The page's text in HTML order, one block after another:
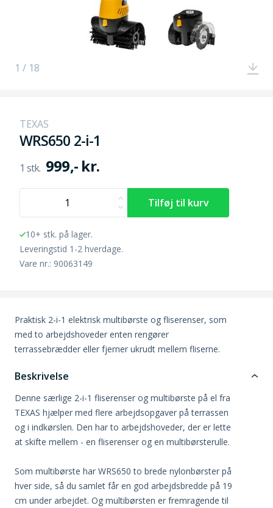
1 / 18
TEXAS
WRS650 2-i-1
999,- kr.
10+ stk. på lager.
Leveringstid 1-2 hverdage.
Vare nr.: 90063149
Praktisk 2-i-1 elektrisk multibørste og fliserenser, som
med to arbejdshoveder enten rengører
terrassebrædder eller fjerner ukrudt mellem fliserne.
Beskrivelse
Denne særlige 2-i-1 fliserenser og multibørste på el fra
TEXAS hjælper med flere arbejdsopgaver på terrassen
og i indkørslen. Den har to arbejdshoveder, der er lette
at skifte mellem - en fliserenser og en multibørsterulle.
Som multibørste har WRS650 to brede nylonbørster på
hver side, så du samlet får en god arbejdsbredde på 19
cm under arbejdet. Og multibørsten er fremragende til